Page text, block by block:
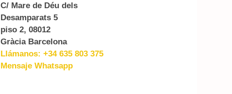
C/ Mare de Déu dels
Desamparats 5
piso 2, 08012
Gràcia Barcelona
Llámanos: +34 635 803 375
Mensaje Whatsapp